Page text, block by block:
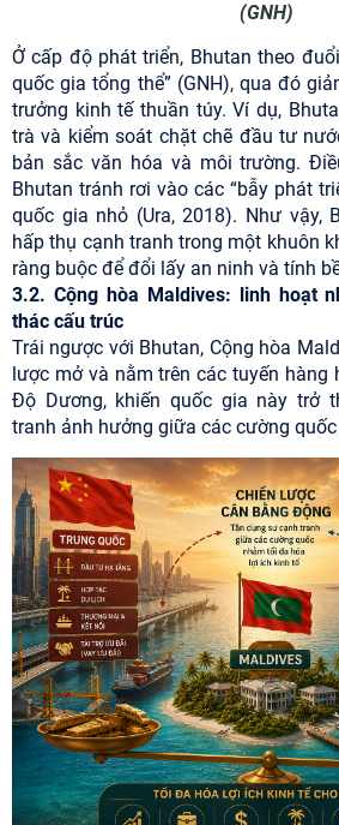
(GNH)
Ở cấp độ phát triển, Bhutan theo
quốc gia tổng thể” (GNH), qua đó
trưởng kinh tế thuần túy. Ví dụ,
trà và kiểm soát chặt chẽ đầu tư
bản sắc văn hóa và môi trường.
Bhutan tránh rơi vào các “bẫy phát
quốc gia nhỏ (Ura, 2018). Như vậy,
hấp thụ cạnh tranh trong một khuôn
ràng buộc để đổi lấy an ninh và tính
3.2. Cộng hòa Maldives: linh hoạt
thác cấu trúc
Trái ngược với Bhutan, Cộng hòa
lược mở và nằm trên các tuyến hàng
Độ Dương, khiến quốc gia này trở
tranh ảnh hưởng giữa các cường